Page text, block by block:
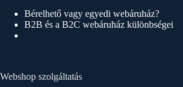
Bérelhető vagy egyedi webáruház?
B2B és a B2C webáruház különbségei
Webshop szolgáltatás